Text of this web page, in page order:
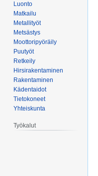
Luonto
Matkailu
Metallityöt
Metsästys
Moottoripyöräily
Puutyöt
Retkeily
Hirsirakentaminen
Rakentaminen
Kädentaidot
Tietokoneet
Yhteiskunta
Työkalut